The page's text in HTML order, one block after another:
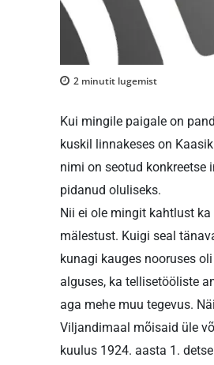
2 minutit lugemist
Kui mingile paigale on
kuskil linnakeses on
nimi on seotud konkreetse
pidanud oluliseks.
Nii ei ole mingit kahtlust
mälestust. Kuigi seal
kunagi kauges nooruses
alguses, ka tellisetööliste
aga mehe muu tegevus.
Viljandimaal mõisaid üle
kuulus 1924. aasta 1.